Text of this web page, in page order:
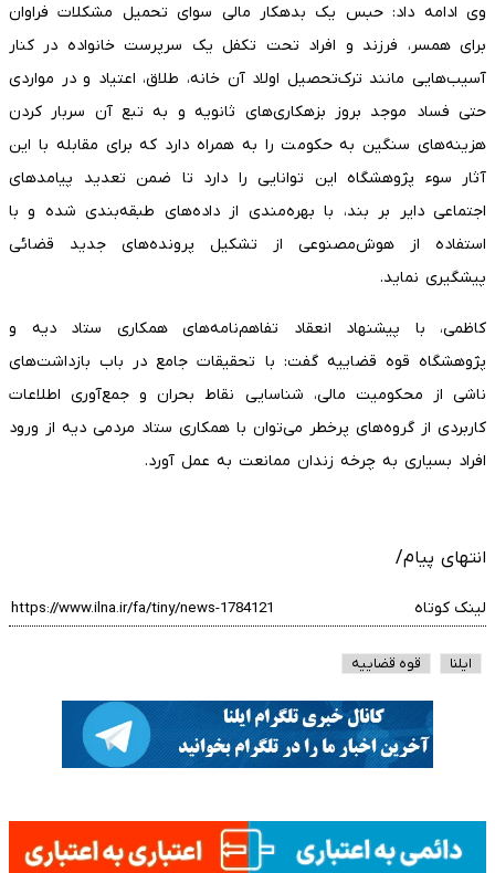
وی ادامه داد: حبس یک بدهکار مالی سوای تحمیل مشکلات فراوان
برای همسر، فرزند و افراد تحت تکفل یک سرپرست خانواده در کنار
آسیب‌هایی مانند ترک‌تحصیل اولاد آن خانه، طلاق، اعتیاد و در مواردی
حتی فساد موجد بروز بزهکاری‌های ثانویه و به تبع آن سربار کردن
هزینه‌های سنگین به حکومت را به همراه دارد که برای مقابله با این
آثار سوء پژوهشگاه این توانایی را دارد تا ضمن تعدید پیامد‌های
اجتماعی دایر بر بند، با بهره‌مندی از داده‌های طبقه‌بندی شده و با
استفاده از هوش‌مصنوعی از تشکیل پرونده‌های جدید قضائی
پیشگیری نماید.
کاظمی، با پیشنهاد انعقاد تفاهم‌نامه‌های همکاری ستاد دیه و
پژوهشگاه قوه قضاییه گفت: با تحقیقات جامع در باب بازداشت‌های
ناشی از محکومیت مالی، شناسایی نقاط بحران و جمع‌آوری اطلاعات
کاربردی از گروه‌های پرخطر می‌توان با همکاری ستاد مردمی دیه از ورود
افراد بسیاری به چرخه زندان ممانعت به عمل آورد.
انتهای پیام/
لینک کوتاه
ایلنا قوه قضاییه